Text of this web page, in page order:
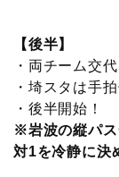
【後半】
・両チーム交代
・埼スタは手
・後半開始！
※岩波の縦パ
対1を冷静に決